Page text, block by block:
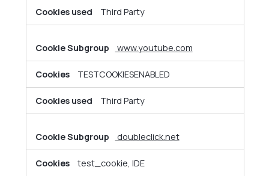
Third Party
www.youtube.com
TESTCOOKIESENABLED
Third Party
doubleclick.net
test_cookie, IDE